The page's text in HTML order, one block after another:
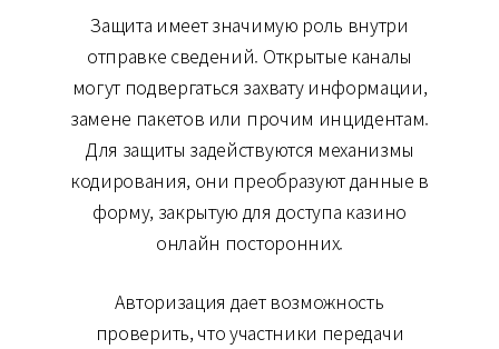
Защита имеет значимую роль внутри
отправке сведений. Открытые каналы
могут подвергаться захвату информации,
замене пакетов или прочим инцидентам.
Для защиты задействуются механизмы
кодирования, они преобразуют данные в
форму, закрытую для доступа казино
онлайн посторонних.
Авторизация дает возможность
проверить, что участники передачи